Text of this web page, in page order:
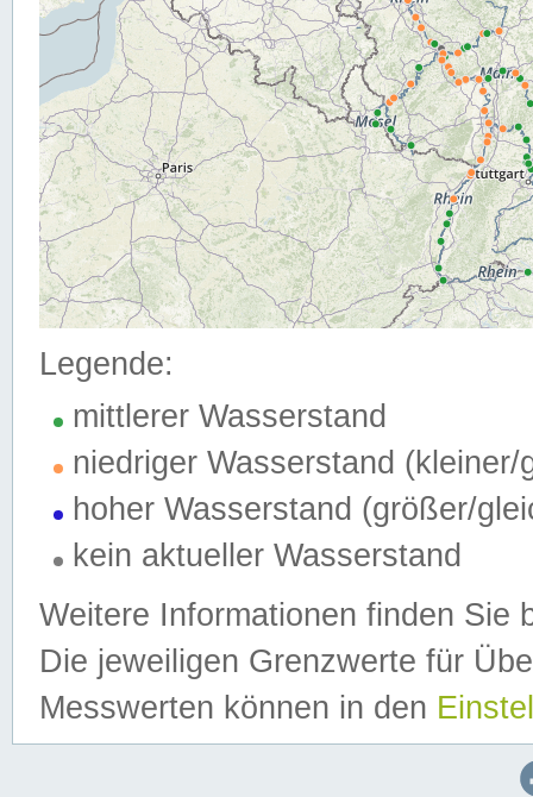
Legende:
mittlerer Wasserstand
niedriger Wasserstand (kleiner/
hoher Wasserstand (größer/
kein aktueller Wasserstand
Weitere Informationen finden Sie
Die jeweiligen Grenzwerte für
Messwerten können in den